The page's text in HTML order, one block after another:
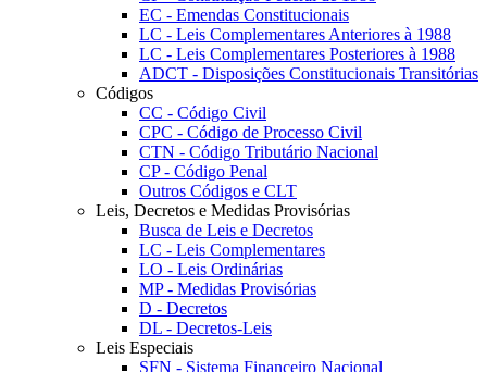
EC - Emendas Constitucionais
LC - Leis Complementares Anteriores à 1988
LC - Leis Complementares Posteriores à 1988
ADCT - Disposições Constitucionais Transitórias
Códigos
CC - Código Civil
CPC - Código de Processo Civil
CTN - Código Tributário Nacional
CP - Código Penal
Outros Códigos e CLT
Leis, Decretos e Medidas Provisórias
Busca de Leis e Decretos
LC - Leis Complementares
LO - Leis Ordinárias
MP - Medidas Provisórias
D - Decretos
DL - Decretos-Leis
Leis Especiais
SFN - Sistema Financeiro Nacional